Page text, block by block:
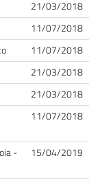
21/03/2018
11/07/2018
11/07/2018
21/03/2018
21/03/2018
11/07/2018
-
15/04/2019